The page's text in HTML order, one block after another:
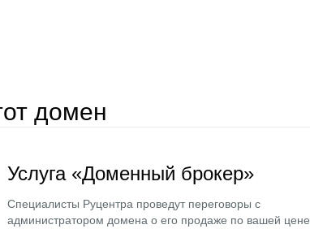
домен
Услуга «Доменный брокер»
Специалисты Руцентра проведут переговоры с
администратором домена о его продаже по вашей цене